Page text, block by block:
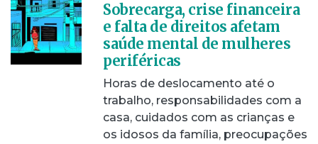
Sobrecarga, crise financeira
e falta de direitos afetam
saúde mental de mulheres
periféricas
Horas de deslocamento até o
trabalho, responsabilidades com a
casa, cuidados com as crianças e
os idosos da família, preocupações